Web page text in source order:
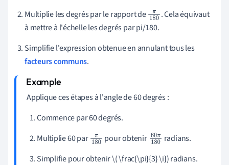
Multiplie les degrés par le rapport deπ18
0
. Cela équivaut
à mettre à l'échelle les degrés par pi/180.
Simplifie l'expression obtenue en annulant tous les
facteurs communs.
Applique ces étapes à l'angle de 60 degrés :
Commence par 60 degrés.
Multiplie 60 parπ18
0
pour obtenir 60π
180
radians.
Simplifie pour obtenir \( \frac{\pi}{3} \i}) radians.